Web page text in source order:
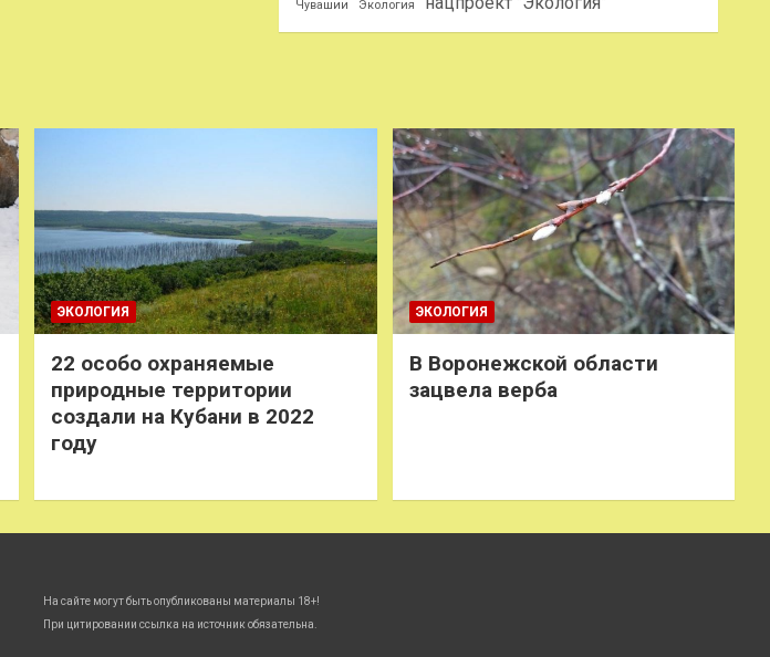
Чувашии Экология
ЭКОЛОГИЯ
22 особо охраняемые
природные территории
создали на Кубани в 2022
году
ЭКОЛОГИЯ
В Воронежской области
зацвела верба
На сайте могут быть опубликованы материалы 18+!
При цитировании ссылка на источник обязательна.